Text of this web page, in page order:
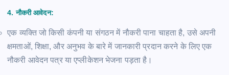
4.नौकरी आवेदन:
एक व्यक्ति जो किसी कंपनी या संगठन में नौकरी पाना चाहता है, उसे अपनी
क्षमताओं, शिक्षा, और अनुभव के बारे में जानकारी प्रदान करने के लिए एक
नौकरी आवेदन पत्र या एप्लीकेशन भेजना पड़ता है।